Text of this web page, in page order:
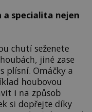
a specialita nejen
chutí seženete
jiné zase
plísní. Omáčky a
houbovou
i na způsob
si dopřejte díky